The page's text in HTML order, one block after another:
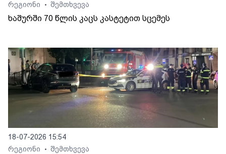
რეგიონი
• შემთხვევა
ხაშურში 70 წლის კაცს კასტეტით სცემეს
18-07-2026 15:54
რეგიონი
• შემთხვევა